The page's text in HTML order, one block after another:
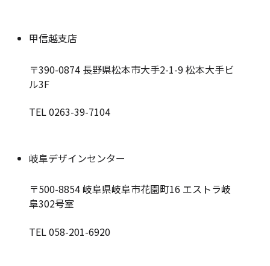
甲信越支店
〒390-0874 長野県松本市大手2-1-9 松本大手ビ
ル3F
TEL 0263-39-7104
岐阜デザインセンター
〒500-8854岐阜県岐阜市花園町16 エストラ岐
阜302号室
TEL 058-201-6920